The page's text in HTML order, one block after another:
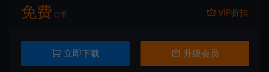
免费 C币 VIP折扣
立即下载 升级会员